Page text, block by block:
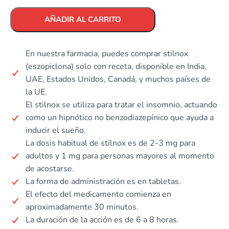
AÑADIR AL CARRITO
En nuestra farmacia, puedes comprar stilnox
(eszopiclona) solo con receta, disponible en India,
UAE, Estados Unidos, Canadá, y muchos países de
la UE.
El stilnox se utiliza para tratar el insomnio, actuando
como un hipnótico no benzodiazepínico que ayuda a
inducir el sueño.
La dosis habitual de stilnox es de 2-3 mg para
adultos y 1 mg para personas mayores al momento
de acostarse.
La forma de administración es en tabletas.
El efecto del medicamento comienza en
aproximadamente 30 minutos.
La duración de la acción es de 6 a 8 horas.